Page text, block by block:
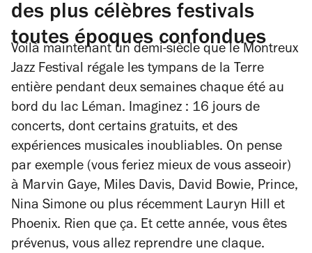
des plus célèbres festivals
toutes époques confondues
Voilà maintenant un demi-siècle que le Montreux
Jazz Festival régale les tympans de la Terre
entière pendant deux semaines chaque été au
bord du lac Léman. Imaginez : 16 jours de
concerts, dont certains gratuits, et des
expériences musicales inoubliables. On pense
par exemple (vous feriez mieux de vous asseoir)
à Marvin Gaye, Miles Davis, David Bowie, Prince,
Nina Simone ou plus récemment Lauryn Hill et
Phoenix. Rien que ça. Et cette année, vous êtes
prévenus, vous allez reprendre une claque.